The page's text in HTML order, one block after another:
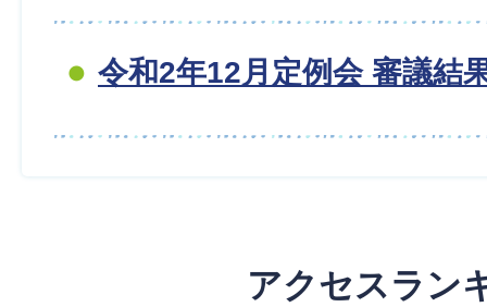
令和2年12月定例会 審議結
アクセスラン